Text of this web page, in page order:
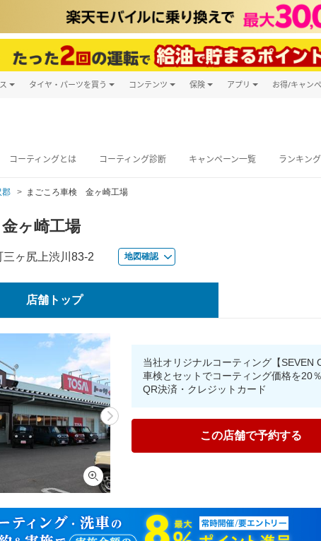
約
ティング予約
タイヤ・パーツを買う コンテンツ 保険 アプリ お得/キャン
コーティングとは コーティング診断 キャンペーン一覧 ランキング
郡 まごころ車検 金ヶ崎工場
ヶ崎工場
ヶ尻上渋川83-2 地図確認
店舗トップ
当社オリジナルコーティング【SEVEN
車検とセットでコーティング価格を20
QR決済・クレジットカード
この店舗で予約する